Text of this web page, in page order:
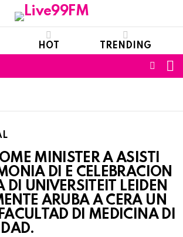
HOT TRENDING
MINISTER A ASISTI
DI E CELEBRACION
UNIVERSITEIT LEIDEN
ARUBA A CERA UN
DI MEDICINA DI